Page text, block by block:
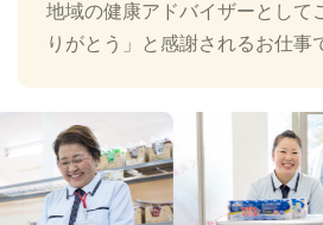
地域の健康アドバイザーとして
りがとう」と感謝されるお仕事